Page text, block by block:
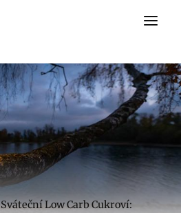
Sváteční Low Carb Cukroví: